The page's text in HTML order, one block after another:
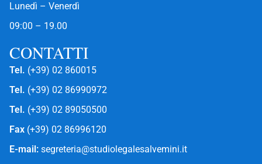
Lunedì – Venerdì
09:00 – 19.00
CONTATTI
Tel. (+39) 02 860015
Tel. (+39) 02 86990972
Tel. (+39) 02 89050500
Fax (+39) 02 86996120
E-mail: segreteria@studiolegalesalvemini.it